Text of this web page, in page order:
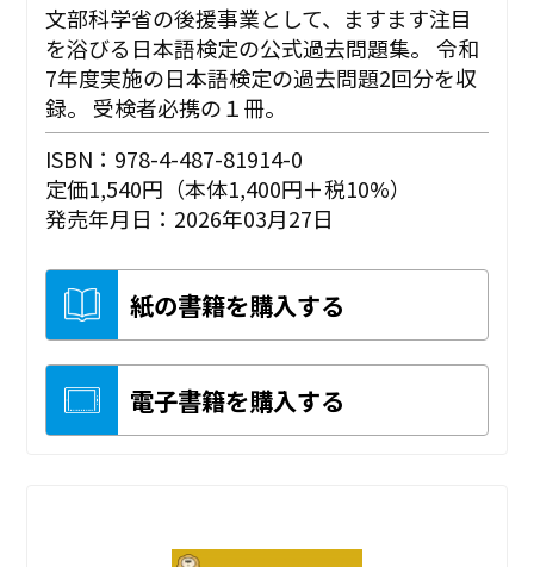
文部科学省の後援事業として、ますます注目
を浴びる日本語検定の公式過去問題集。 令和
7年度実施の日本語検定の過去問題2回分を収
録。 受検者必携の１冊。
ISBN：978-4-487-81914-0
定価1,540円（本体1,400円＋税10%）
発売年月日：2026年03月27日
紙の書籍を購入する
電子書籍を購入する